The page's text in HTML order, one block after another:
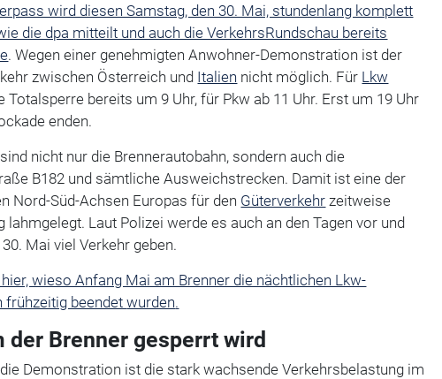
wird diesen Samstag, den 30. Mai, stundenlang komplett
die dpa mitteilt und auch die VerkehrsRundschau bereits
. Wegen einer genehmigten Anwohner-Demonstration ist der
zwischen Österreich und Italien nicht möglich. Für Lkw
Totalsperre bereits um 9 Uhr, für Pkw ab 11 Uhr. Erst um 19 Uhr
enden.
nicht nur die Brennerautobahn, sondern auch die
B182 und sämtliche Ausweichstrecken. Damit ist eine der
Nord-Süd-Achsen Europas für den Güterverkehr zeitweise
lahmgelegt. Laut Polizei werde es auch an den Tagen vor und
Mai viel Verkehr geben.
wieso Anfang Mai am Brenner die nächtlichen Lkw-
frühzeitig beendetwurden.
der Brenner gesperrt wird
Demonstration ist die stark wachsende Verkehrsbelastung im